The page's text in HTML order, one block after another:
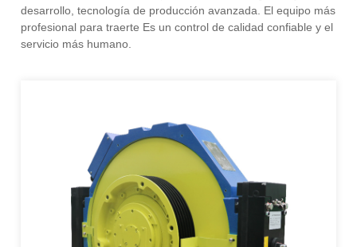
desarrollo, tecnología de producción avanzada. El equipo más
profesional para traerte Es un control de calidad confiable y el
servicio más humano.